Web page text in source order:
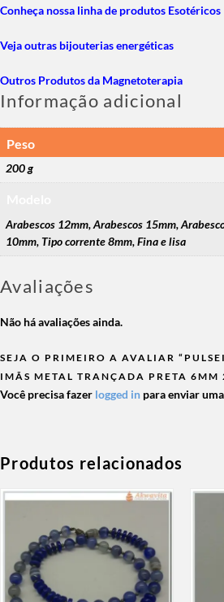
Conheça nossa linha de produtos Esotéricos
Veja outras bijouterias energéticas
Outros Produtos da Magnetoterapia
Informação adicional
Peso
200 g
Arabescos 12mm, Arabescos 15mm,
10mm, Tipo corrente 8mm, Fina e lisa
Avaliações
Não há avaliações ainda.
SEJA O PRIMEIRO A AVALIAR
IMÃS METAL TRANÇADA PRETA 6MM
Você precisa fazer logged in para enviar
Produtos relacionados